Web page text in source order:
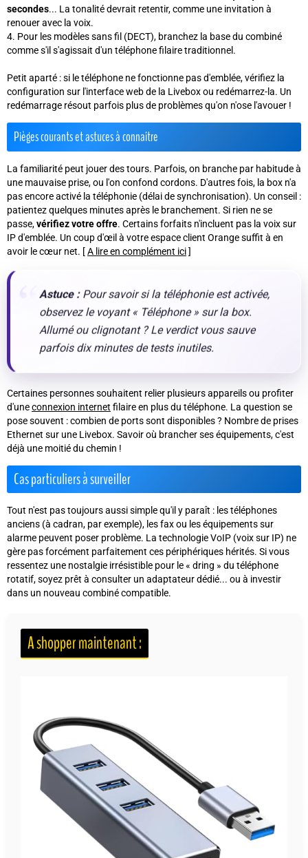
secondes... La tonalité devrait retentir, comme une invitation à
renouer avec la voix.
Pour les modèles sans fil (DECT), branchez la base du combiné
comme s'il s'agissait d'un téléphone filaire traditionnel.
Petit aparté : si le téléphone ne fonctionne pas d'emblée, vérifiez la
configuration sur l'interface web de la Livebox ou redémarrez-la. Un
redémarrage résout parfois plus de problèmes qu'on n'ose l'avouer !
Pièges courants et astuces à connaître
La familiarité peut jouer des tours. Parfois, on branche par habitude à
une mauvaise prise, ou l'on confond cordons. D'autres fois, la box n'a
pas encore activé la téléphonie (délai de synchronisation). Un conseil :
patientez quelques minutes après le branchement. Si rien ne se
passe,vérifiez votre offre. Certains forfaits n'incluent pas la voix sur
IP d'emblée. Un coup d'œil à votre espace client Orange suffit à en
avoir le cœur net. [A lire en complément ici]
Astuce :Pour savoir si la téléphonie est activée,
observez le voyant « Téléphone » sur la box.
Allumé ou clignotant ? Le verdict vous sauve
parfois dix minutes de tests inutiles.
Certaines personnes souhaitent relier plusieurs appareils ou profiter
d'uneconnexion internet filaire en plus du téléphone. La question se
pose souvent : combien de ports sont disponibles ? Nombre de prises
Ethernet sur une Livebox. Savoir où brancher ses équipements, c'est
déjà une moitié du chemin !
Cas particuliers à surveiller
Tout n'est pas toujours aussi simple qu'il y paraît : les téléphones
anciens (à cadran, par exemple), les fax ou les équipements sur
alarme peuvent poser problème. La technologie VoIP (voix sur IP) ne
gère pas forcément parfaitement ces périphériques hérités. Si vous
ressentez une nostalgie irrésistible pour le « dring » du téléphone
rotatif, soyez prêt à consulter un adaptateur dédié... ou à investir
dans un nouveau combiné compatible.
A shopper maintenant :